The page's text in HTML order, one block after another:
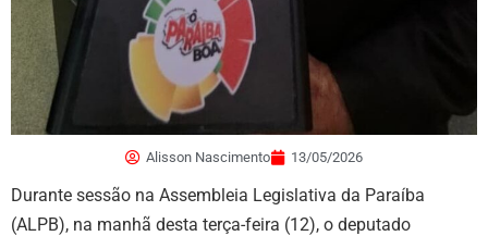
Alisson Nascimento 13/05/2026
Durante sessão na Assembleia Legislativa da Paraíba
(ALPB), na manhã desta terça-feira (12), o deputado